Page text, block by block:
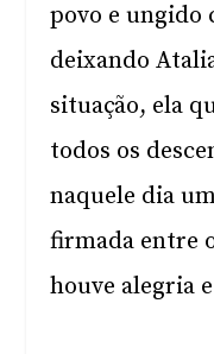
povo e ungido
deixando
situação, ela
todos os
naquele dia
firmada entre
houve alegria